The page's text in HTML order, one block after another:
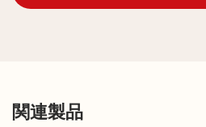
関連製品